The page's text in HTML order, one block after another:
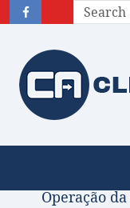
Obituário –
Comissão
Operação